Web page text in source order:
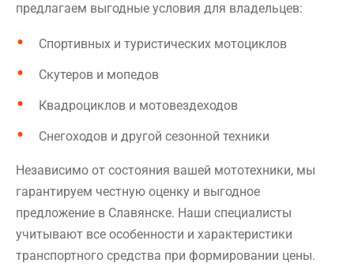
предлагаем выгодные условия для владельцев:
Спортивных и туристических мотоциклов
Скутеров и мопедов
Квадроциклов и мотовездеходов
Снегоходов и другой сезонной техники
Независимо от состояния вашей мототехники, мы
гарантируем честную оценку и выгодное
предложение в Славянске. Наши специалисты
учитывают все особенности и характеристики
транспортного средства при формировании цены.